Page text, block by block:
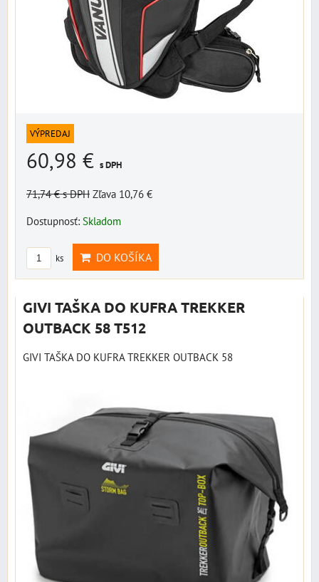
VÝPREDAJ
60,98 € s DPH
71,74 €s DPH Zľava 10,76 €
Dostupnosť: Skladom
ks DO KOŠÍKA
GIVI TAŠKA DO KUFRA TREKKER
OUTBACK 58 T512
GIVI TAŠKA DO KUFRA TREKKER OUTBACK 58